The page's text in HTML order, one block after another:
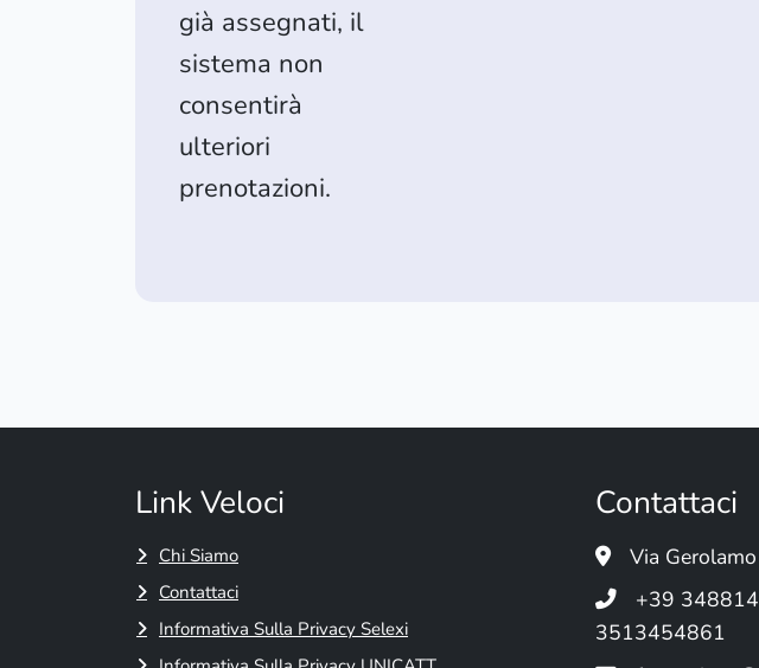
già assegnati, il
sistema non
consentirà
ulteriori
prenotazioni.
Link Veloci
Chi Siamo
Contattaci
Informativa Sulla Privacy Selexi
Contattaci
Via
+39
3513454861